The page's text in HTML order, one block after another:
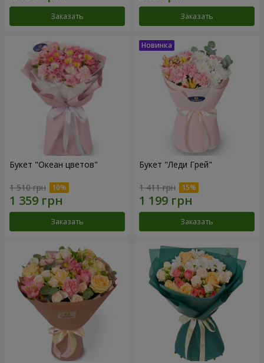
Заказать Заказать
Букет "Океан цветов"
1 510 грн
Заказать
Букет "Леди Грей"
1 411 грн
Заказать